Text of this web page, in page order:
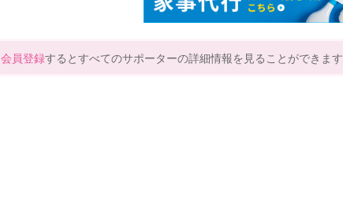
会員登録するとすべてのサポーターの詳細情報を見ることができます